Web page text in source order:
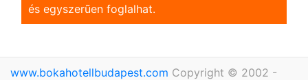
és egyszerũen foglalhat.
www.bokahotellbudapest.com Copyright © 2002 -